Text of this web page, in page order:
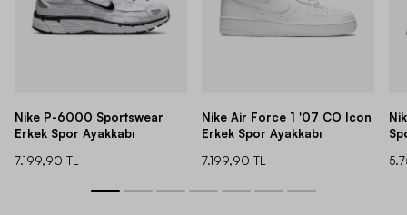
Nike P-6000 Sportswear
Erkek Spor Ayakkabı
7.199,90 TL
Nike Air Force 1 '07 CO Icon
Erkek Spor Ayakkabı
7.199,90 TL